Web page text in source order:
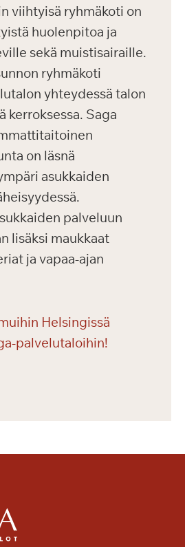
viihtyisä ryhmäkoti on
huolenpitoa ja
sekä muistisairaille.
ryhmäkoti
yhteydessä talon
kerroksessa. Saga
on läsnä
asukkaiden
palveluun
lisäksi maukkaat
ja vapaa-ajan
Helsingissä
palvelutaloihin!